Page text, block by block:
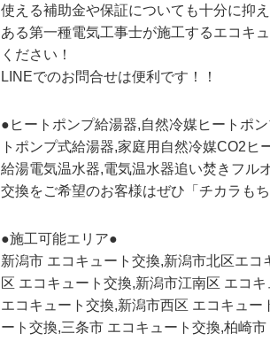
使える補助金や保証についても十分に抑
ある第一種電気工事士が施工するエコキ
ください！
LINEでのお問合せは便利です！！
●ヒートポンプ給湯器,自然冷媒ヒートポ
トポンプ式給湯器,家庭用自然冷媒CO2
給湯電気温水器,電気温水器追い焚きフル
交換をご希望のお客様はぜひ「チカラも
●施工可能エリア●
新潟市 エコキュート交換,新潟市北区エ
区 エコキュート交換,新潟市江南区 エコ
エコキュート交換,新潟市西区 エコキュー
ート交換,三条市 エコキュート交換,柏崎